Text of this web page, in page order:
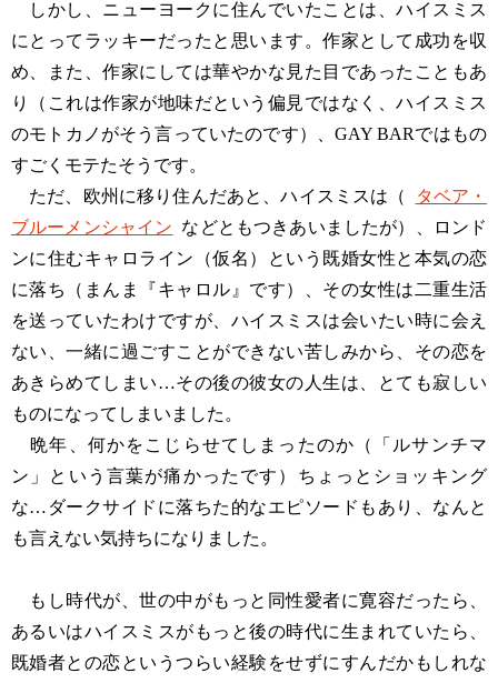
しかし、ニューヨークに住んでいたことは、ハイスミス
にとってラッキーだったと思います。作家として成功を収
め、また、作家にしては華やかな見た目であったこともあ
り（これは作家が地味だという偏見ではなく、ハイスミス
のモトカノがそう言っていたのです）、GAY BARではもの
すごくモテたそうです。
ただ、欧州に移り住んだあと、ハイスミスは（
タベア・
ブルーメンシャイン などともつきあいましたが）、ロンド
ンに住むキャロライン（仮名）という既婚女性と本気の恋
に落ち（まんま『キャロル』です）、その女性は二重生活
を送っていたわけですが、ハイスミスは会いたい時に会え
ない、一緒に過ごすことができない苦しみから、その恋を
あきらめてしまい…その後の彼女の人生は、とても寂しい
ものになってしまいました。
晩年、何かをこじらせてしまったのか（「ルサンチマ
ン」という言葉が痛かったです）ちょっとショッキング
な…ダークサイドに落ちた的なエピソードもあり、なんと
も言えない気持ちになりました。
もし時代が、世の中がもっと同性愛者に寛容だったら、
あるいはハイスミスがもっと後の時代に生まれていたら、
既婚者との恋というつらい経験をせずにすんだかもしれな